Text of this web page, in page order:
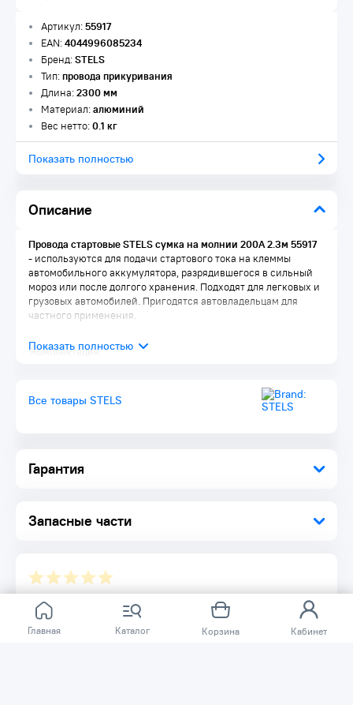
Главная Каталог Корзина Кабинет
Описание
Гарантия
Запасные части
Артикул:55917
EAN:4044996085234
Бренд:STELS
Тип:провода прикуривания
Длина:2300 мм
Материал:алюминий
Вес нетто:0.1 кг
Показать полностью
Провода стартовые STELS сумка на молнии 200А 2.3м 55917
- используются для подачи стартового тока на клеммы
автомобильного аккумулятора, разрядившегося в сильный
мороз или после долгого хранения. Подходят для легковых и
грузовых автомобилей. Пригодятся автовладельцам для
частного применения.
:Комплектация:
Все товары STELS
Отзывов ещё нет.
Расскажите о товаре, который приобрели у нас.